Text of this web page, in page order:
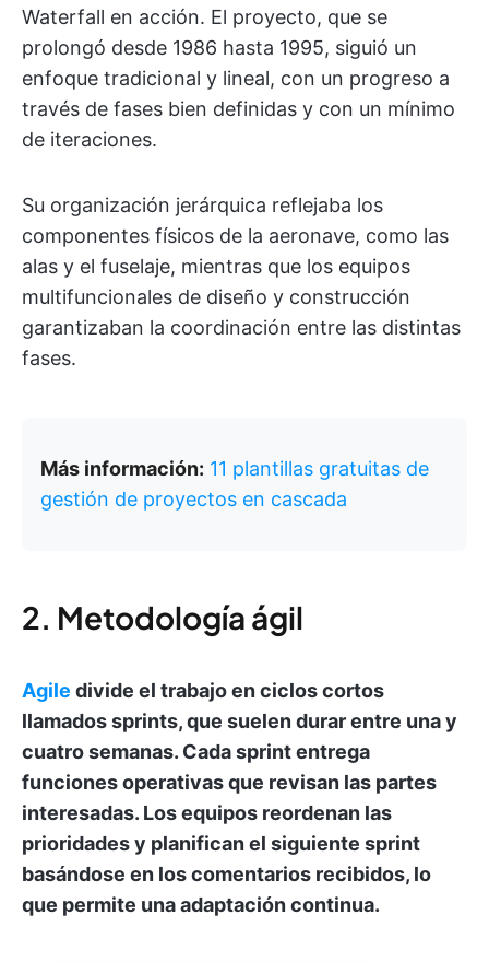
Waterfall en acción. El proyecto, que se
prolongó desde 1986 hasta 1995, siguió un
enfoque tradicional y lineal, con un progreso a
través de fases bien definidas y con un mínimo
de iteraciones.
Su organización jerárquica reflejaba los
componentes físicos de la aeronave, como las
alas y el fuselaje, mientras que los equipos
multifuncionales de diseño y construcción
garantizaban la coordinación entre las distintas
fases.
Más información: 11 plantillas gratuitas de
gestión de proyectos en cascada
2. Metodología ágil
Agile divide el trabajo en ciclos cortos
llamados sprints, que suelen durar entre una y
cuatro semanas. Cada sprint entrega
funciones operativas que revisan las partes
interesadas. Los equipos reordenan las
prioridades y planifican el siguiente sprint
basándose en los comentarios recibidos, lo
que permite una adaptación continua.